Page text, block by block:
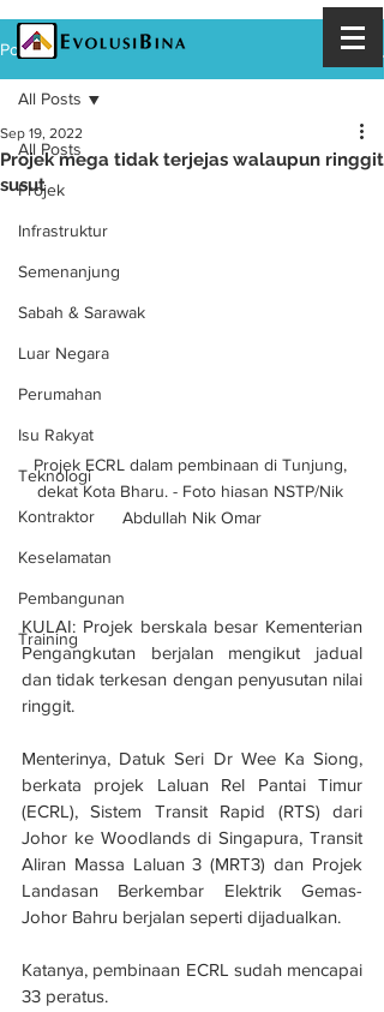
Post
All Posts
Projek
Infrastruktur
Semenanjung
Sabah & Sarawak
Luar Negara
Perumahan
Isu Rakyat
Teknologi
Kontraktor
Keselamatan
Pembangunan
Training
All Posts
Projek mega tidak terjejas walaupun ringgit
susut
Sep 19, 2022
Projek ECRL dalam pembinaan di Tunjung,
dekat Kota Bharu. - Foto hiasan NSTP/Nik
Abdullah Nik Omar
KULAI: Projek berskala besar Kementerian
Pengangkutan berjalan mengikut jadual
dan tidak terkesan dengan penyusutan nilai
ringgit.
Menterinya, Datuk Seri Dr Wee Ka Siong,
berkata projek Laluan Rel Pantai Timur
(ECRL), Sistem Transit Rapid (RTS) dari
Johor ke Woodlands di Singapura, Transit
Aliran Massa Laluan 3 (MRT3) dan Projek
Landasan Berkembar Elektrik Gemas-
Johor Bahru berjalan seperti dijadualkan.
Katanya, pembinaan ECRL sudah mencapai
33 peratus.